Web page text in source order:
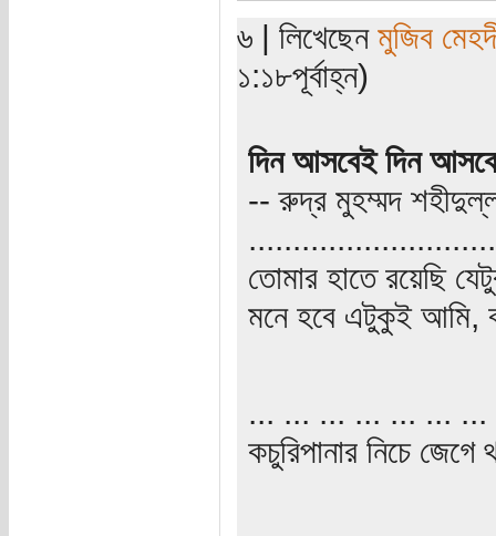
৬ | লিখেছেন মুজিব
১:১৮পূর্বাহ্ন)
দিন আসবেই দিন
-- রুদ্র মুহম্মদ
তোমার হাতে রয়েছি
মনে হবে এটুকুই আমি,
... ... ... ... ... ...
কচুরিপানার নিচে জেগে